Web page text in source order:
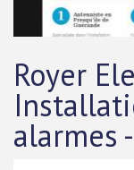
Royer
alarmes